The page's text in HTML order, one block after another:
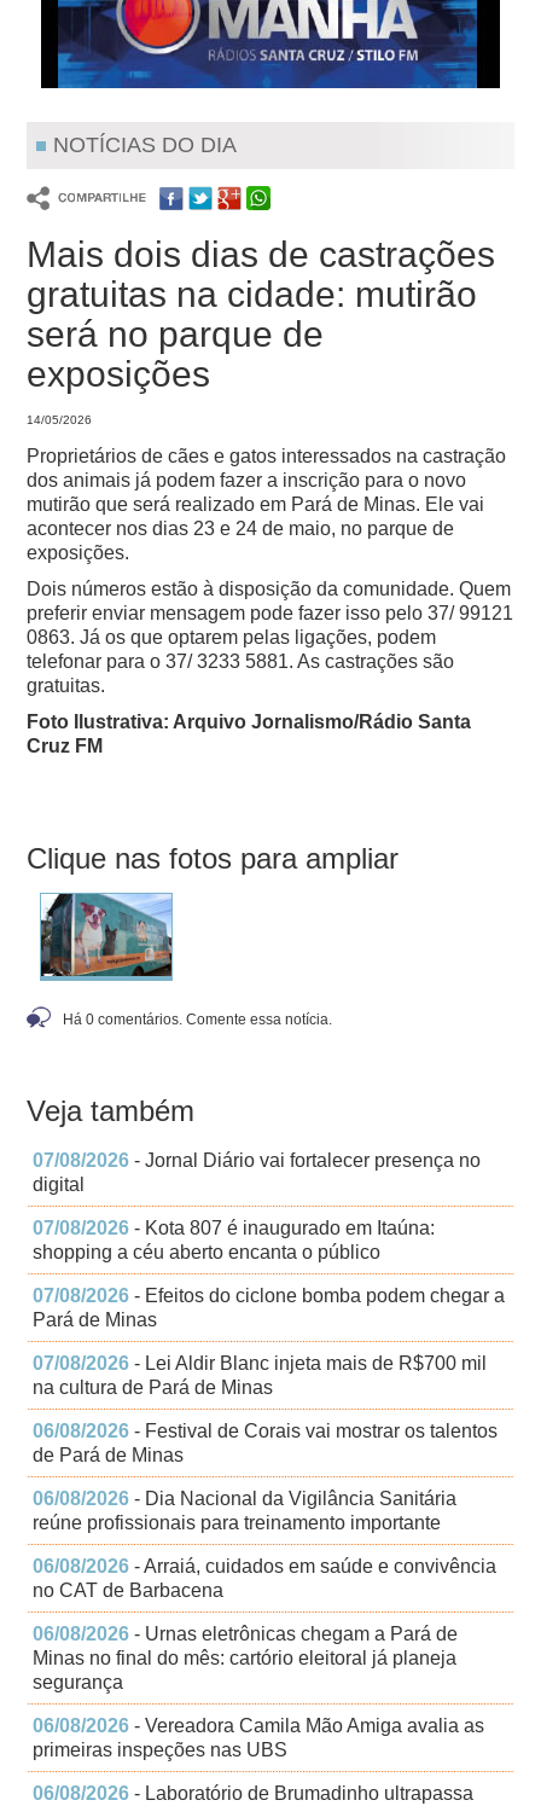
NOTÍCIAS DO DIA
Mais dois dias de castrações
gratuitas na cidade: mutirão
será no parque de
exposições
14/05/2026
Proprietários de cães e gatos interessados na castração
dos animais já podem fazer a inscrição para o novo
mutirão que será realizado em Pará de Minas. Ele vai
acontecer nos dias 23 e 24 de maio, no parque de
exposições.
Dois números estão à disposição da comunidade. Quem
preferir enviar mensagem pode fazer isso pelo 37/ 99121
0863. Já os que optarem pelas ligações, podem
telefonar para o 37/ 3233 5881. As castrações são
gratuitas.
Foto Ilustrativa: Arquivo Jornalismo/Rádio Santa
Cruz FM
Clique nas fotos para ampliar
Há 0 comentários. Comente essa notícia.
Veja também
07/08/2026 - Jornal Diário vai fortalecer presença no
digital
07/08/2026 - Kota 807 é inaugurado em Itaúna:
shopping a céu aberto encanta o público
07/08/2026 - Efeitos do ciclone bomba podem chegar a
Pará de Minas
07/08/2026 - Lei Aldir Blanc injeta mais de R$700 mil
na cultura de Pará de Minas
06/08/2026 - Festival de Corais vai mostrar os talentos
de Pará de Minas
06/08/2026 - Dia Nacional da Vigilância Sanitária
reúne profissionais para treinamento importante
06/08/2026 - Arraiá, cuidados em saúde e convivência
no CAT de Barbacena
06/08/2026 - Urnas eletrônicas chegam a Pará de
Minas no final do mês: cartório eleitoral já planeja
segurança
06/08/2026 - Vereadora Camila Mão Amiga avalia as
primeiras inspeções nas UBS
06/08/2026 - Laboratório de Brumadinho ultrapassa